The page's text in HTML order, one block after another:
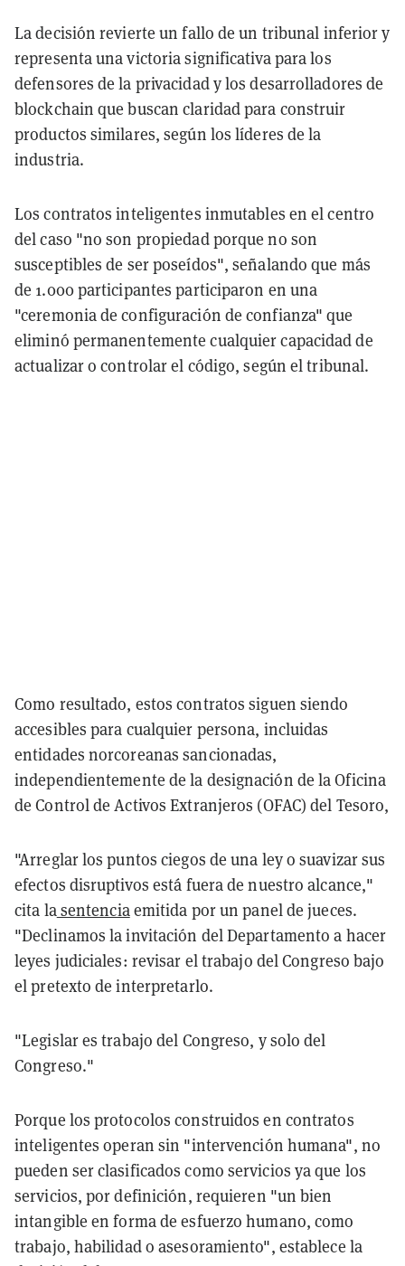
La decisión revierte un fallo de un tribunal inferior y
representa una victoria significativa para los
defensores de la privacidad y los desarrolladores de
blockchain que buscan claridad para construir
productos similares, según los líderes de la
industria.
Los contratos inteligentes inmutables en el centro
del caso "no son propiedad porque no son
susceptibles de ser poseídos", señalando que más
de 1.000 participantes participaron en una
"ceremonia de configuración de confianza" que
eliminó permanentemente cualquier capacidad de
actualizar o controlar el código, según el tribunal.
Como resultado, estos contratos siguen siendo
accesibles para cualquier persona, incluidas
entidades norcoreanas sancionadas,
independientemente de la designación de la Oficina
de Control de Activos Extranjeros (OFAC) del Tesoro,
"Arreglar los puntos ciegos de una ley o suavizar sus
efectos disruptivos está fuera de nuestro alcance,"
cita lasentenciaemitida por un panel de jueces.
"Declinamos la invitación del Departamento a hacer
leyes judiciales: revisar el trabajo del Congreso bajo
el pretexto de interpretarlo.
"Legislar es trabajo del Congreso, y solo del
Congreso."
Porque los protocolos construidos en contratos
inteligentes operan sin "intervención humana", no
pueden ser clasificados como servicios ya que los
servicios, por definición, requieren "un bien
intangible en forma de esfuerzo humano, como
trabajo, habilidad o asesoramiento", establece la